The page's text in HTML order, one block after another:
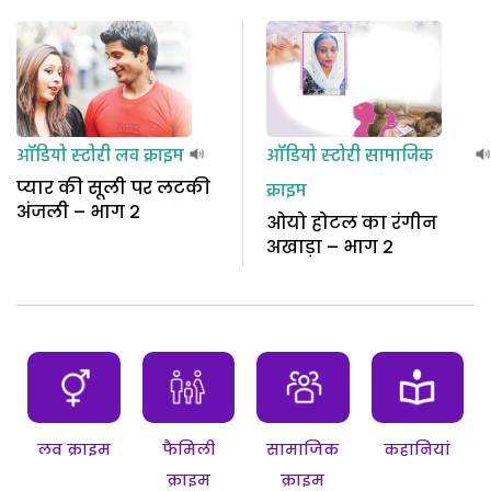
ऑडियो स्टोरीलव क्राइम
प्यार की सूली पर लटकी
अंजली – भाग 2
ऑडियो स्टोरीसामाजिक
क्राइम
ओयो होटल का रंगीन
अखाड़ा – भाग 2
लव क्राइम
फैमिली
क्राइम
सामाजिक
क्राइम
कहानियां